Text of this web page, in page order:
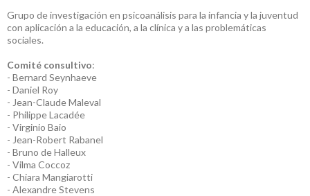
Grupo de investigación en psicoanálisis para la infancia y la juventud
con aplicación a la educación, a la clínica y a las problemáticas
sociales.
Comité consultivo:
- Bernard Seynhaeve
- Daniel Roy
- Jean-Claude Maleval
- Philippe Lacadée
- Virginio Baio
- Jean-Robert Rabanel
- Bruno de Halleux
- Vilma Coccoz
- Chiara Mangiarotti
- Alexandre Stevens